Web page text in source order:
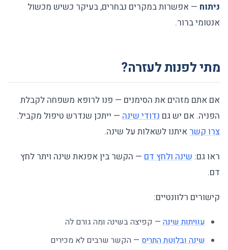
ניתוח — אפשרות במקרים נבחרים, בעיקר כשיש מכשול
אנטומי ברור.
מתי לפנות לעזרה?
אם אתם מזהים את הסימנים — פנו לרופא משפחה לקבלת
הפניה. אם יש גם נדודי שינה — ייתכן שנדרש טיפול מקביל.
צרו קשר איתנו לשאלות על שינה.
ראו גם: שינה ולחץ דם — הקשר בין אפנאת שינה ויתר לחץ
דם.
קישורים רלוונטיים:
עוויתות שינה— קפיצה בשינה ומה גורם לה
שינה ובלוטת התריס— הקשר שרבים לא מכירים